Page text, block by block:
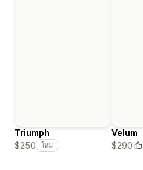
Triumph
$250
ใหม่
Velum
$290